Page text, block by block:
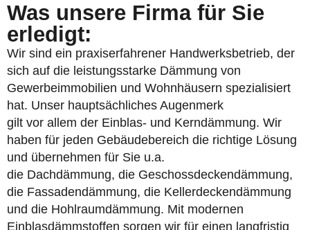
Was unsere Firma für Sie
erledigt:
Wir sind ein praxiserfahrener Handwerksbetrieb, der
sich auf die leistungsstarke Dämmung von
Gewerbeimmobilien und Wohnhäusern spezialisiert
hat. Unser hauptsächliches Augenmerk
gilt vor allem der Einblas- und Kerndämmung. Wir
haben für jeden Gebäudebereich die richtige Lösung
und übernehmen für Sie u.a.
die Dachdämmung, die Geschossdeckendämmung,
die Fassadendämmung, die Kellerdeckendämmung
und die Hohlraumdämmung. Mit modernen
Einblasdämmstoffen sorgen wir für einen langfristig